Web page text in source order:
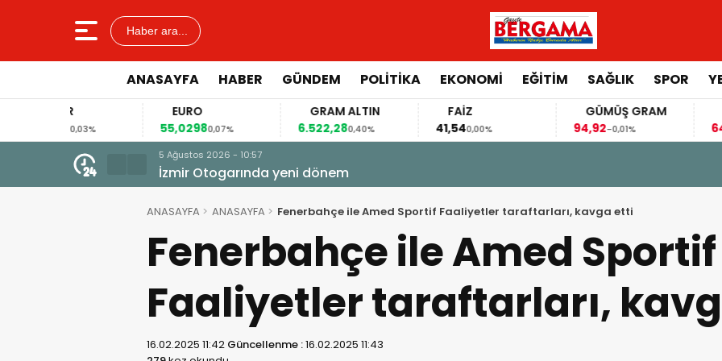
Haber ara...
ANASAYFA HABER GÜNDEM POLİTİKA EKONOMİ EĞİTİM SAĞLIK SPOR
55,0298
6.522,28
FAİZ
41,54
GÜMÜŞ GRAM
BITCOIN
64.463,00
-
5 Ağustos 2026 - 10:29
BERGAMALI YAZAR SERKAN SEÇKİN’DEN ANIT HİTAPLI KİTAP: “PERGAMON’DAN ARTVİN’E”
ANASAYFA ANASAYFA Fenerbahçe ile Amed Sportif Faaliyetler taraftarları, kavga etti
Fenerbahçe ile Amed Sportif
Faaliyetler taraftarları,
16.02.2025 11:42 Güncellenme :16.02.2025 11:43